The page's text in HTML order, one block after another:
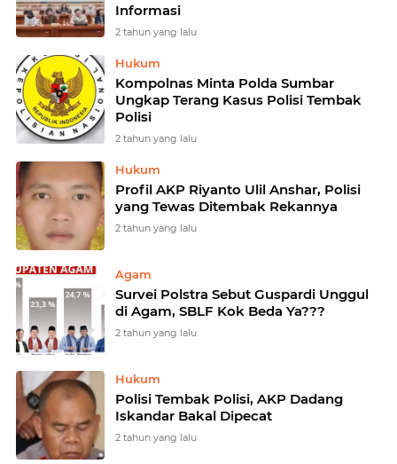
Informasi
2 tahun yang lalu
Hukum
Kompolnas Minta Polda Sumbar
Ungkap Terang Kasus Polisi Tembak
Polisi
2 tahun yang lalu
Hukum
Profil AKP Riyanto Ulil Anshar, Polisi
yang Tewas Ditembak Rekannya
2 tahun yang lalu
Agam
Survei Polstra Sebut Guspardi Unggul
di Agam, SBLF Kok Beda Ya???
2 tahun yang lalu
Hukum
Polisi Tembak Polisi, AKP Dadang
Iskandar Bakal Dipecat
2 tahun yang lalu